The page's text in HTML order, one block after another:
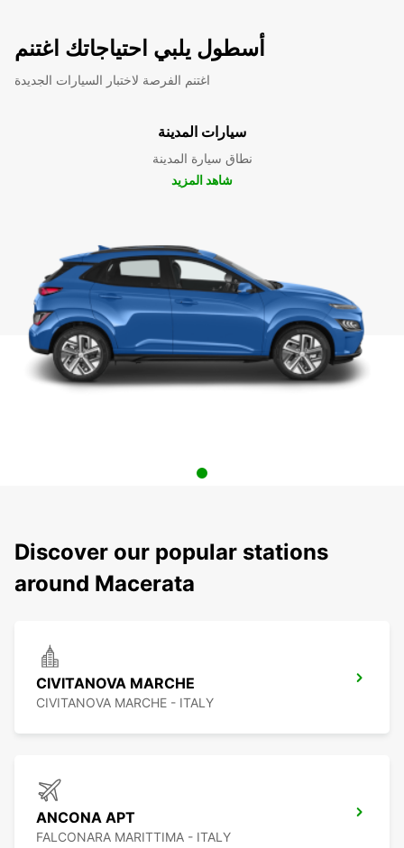
أسطول يلبي احتياجاتك اغتنم
اغتنم الفرصة لاختبار السيارات الجديدة
سيارات المدينة
نطاق سيارة المدينة
شاهد المزيد
Discover our popular stations
around Macerata
CIVITANOVA MARCHE
CIVITANOVA MARCHE - ITALY
ANCONA APT
FALCONARA MARITTIMA - ITALY